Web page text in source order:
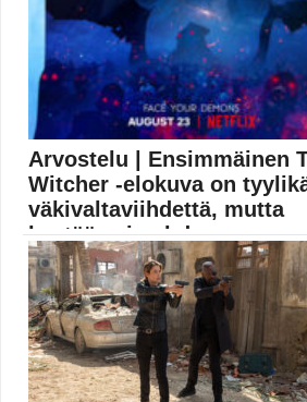
Arvostelu | Ensimmäinen
Witcher -elokuva on
väkivaltaviihdettä, mutta
kestää vain yhd...
Netflixin The Witcher -sarjan ensimmäinen
on tyylikäs...
Elokuva-arvostelut